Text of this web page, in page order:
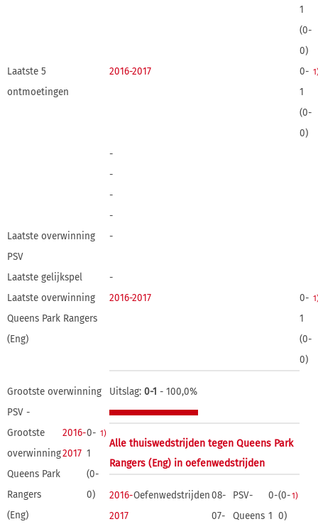
1
(0-
0)
Laatste 5
ontmoetingen
2016-2017
0-
1
(0-
0)
-
-
-
-
Laatste overwinning
PSV
-
Laatste gelijkspel
-
Laatste overwinning
Queens Park Rangers
(Eng)
2016-2017
0-
1
(0-
0)
Grootste overwinning
PSV -
Grootste
overwinning
Queens Park
Rangers
(Eng)
2016-
2017
0-
1
(0-
0)
1)
Uitslag: 0-1 - 100,0%
Alle thuiswedstrijden tegen Queens Park
Rangers (Eng) in oefenwedstrijden
2016-
2017
Oefenwedstrijden08-
07-
PSV-
Queens
0-
1
(0-
0)
1)